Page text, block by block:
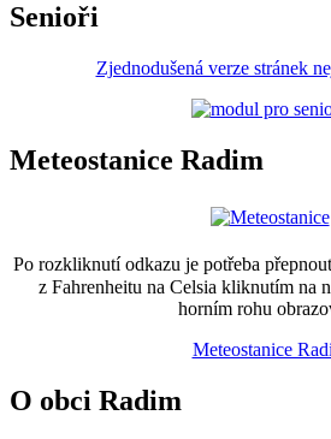
Senioři
Zjednodušená verze stránek
Meteostanice Radim
Po rozkliknutí odkazu je potřeba
z Fahrenheitu na Celsia kliknutím na
horním rohu
Meteostanice
O obci Radim